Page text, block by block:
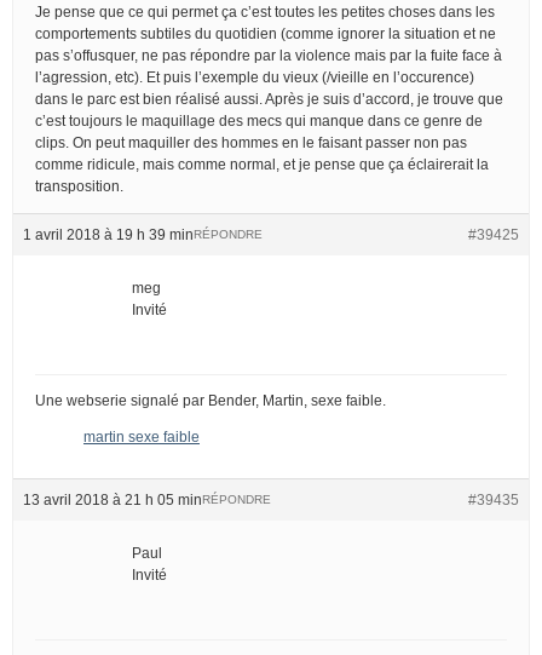
Je pense que ce qui permet ça c’est toutes les petites choses dans les
comportements subtiles du quotidien (comme ignorer la situation et ne
pas s’offusquer, ne pas répondre par la violence mais par la fuite face à
l’agression, etc). Et puis l’exemple du vieux (/vieille en l’occurence)
dans le parc est bien réalisé aussi. Après je suis d’accord, je trouve que
c’est toujours le maquillage des mecs qui manque dans ce genre de
clips. On peut maquiller des hommes en le faisant passer non pas
comme ridicule, mais comme normal, et je pense que ça éclairerait la
transposition.
1 avril 2018 à 19 h 39 min #39425
RÉPONDRE
meg
Invité
Une webserie signalé par Bender, Martin, sexe faible.
martin sexe faible
13 avril 2018 à 21 h 05 min #39435
RÉPONDRE
Paul
Invité